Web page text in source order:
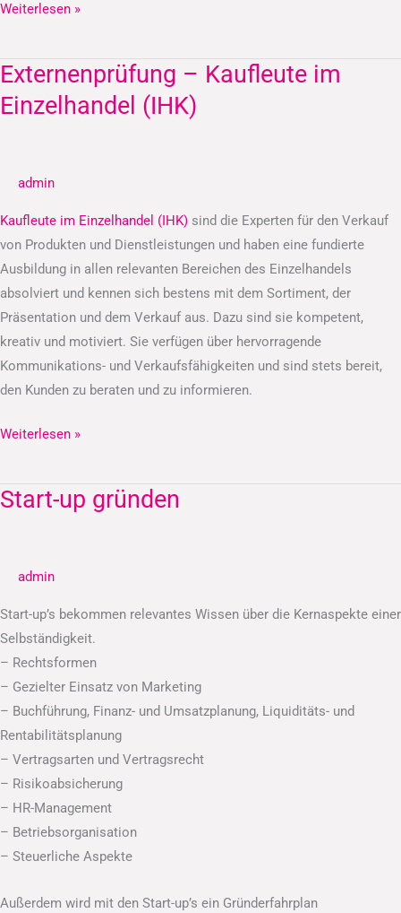
Weiterlesen »
Externenprüfung – Kaufleute im
Einzelhandel (IHK)
admin
Kaufleute im Einzelhandel (IHK) sind die Experten für den Verkauf
von Produkten und Dienstleistungen und haben eine fundierte
Ausbildung in allen relevanten Bereichen des Einzelhandels
absolviert und kennen sich bestens mit dem Sortiment, der
Präsentation und dem Verkauf aus. Dazu sind sie kompetent,
kreativ und motiviert. Sie verfügen über hervorragende
Kommunikations- und Verkaufsfähigkeiten und sind stets bereit,
den Kunden zu beraten und zu informieren.
Externenprüfung
–
Kaufleute
(IHK)
Weiterlesen »
Start-up gründen
admin
Start-up’s bekommen relevantes Wissen über die Kernaspekte einer
Selbständigkeit.
– Rechtsformen
– Gezielter Einsatz von Marketing
– Buchführung, Finanz- und Umsatzplanung, Liquiditäts- und
Rentabilitätsplanung
– Vertragsarten und Vertragsrecht
– Risikoabsicherung
– HR-Management
– Betriebsorganisation
– Steuerliche Aspekte
Außerdem wird mit den Start-up’s ein Gründerfahrplan
Start-